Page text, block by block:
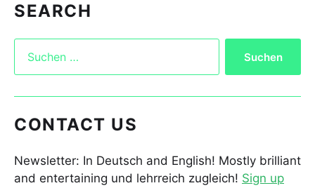
SEARCH
CONTACT US
Newsletter: In Deutsch and English! Mostly brilliant
and entertaining und lehrreich zugleich! Sign up